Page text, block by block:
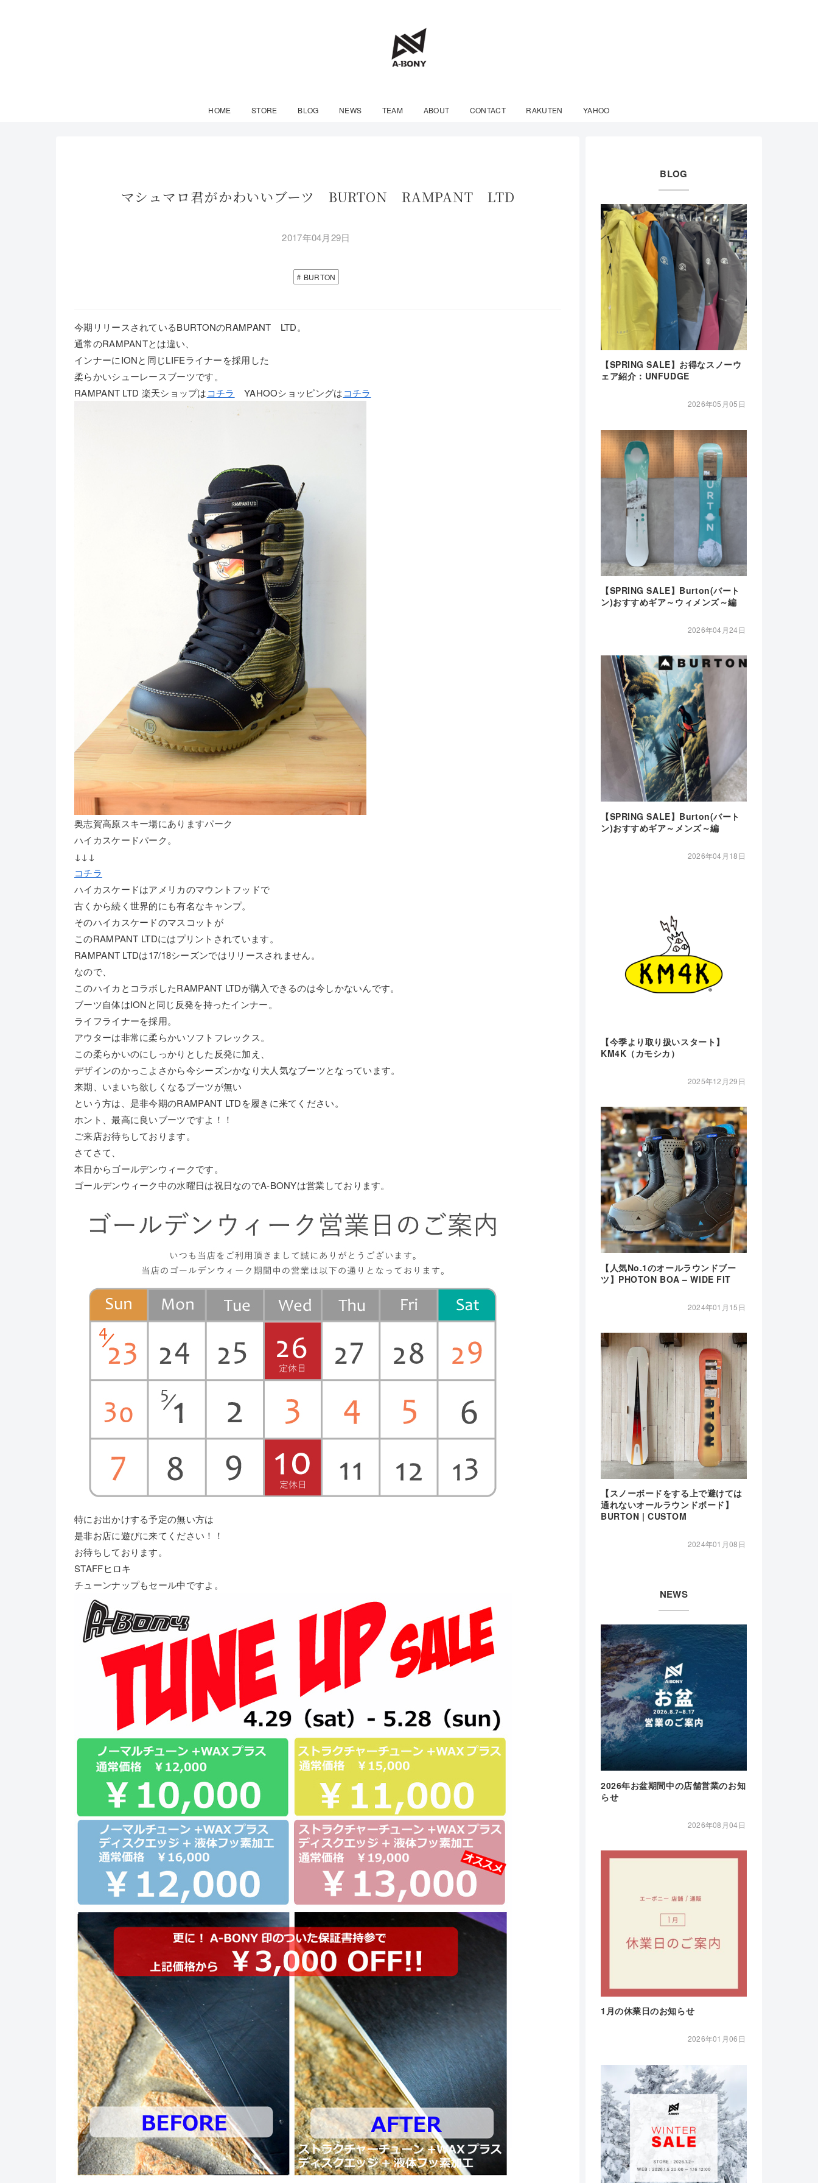
HOME STORE BLOG NEWS TEAM ABOUT CONTACT RAKUTEN YAHOO
マシュマロ君がかわいいブーツ BURTON RAMPANT LTD
2017年04月29日
BURTON
今期リリースされているBURTONのRAMPANT LTD。
通常のRAMPANTとは違い、
インナーにIONと同じLIFEライナーを採用した
柔らかいシューレースブーツです。
RAMPANT LTD 楽天ショップはコチラ YAHOOショッピングはコチラ
奥志賀高原スキー場にありますパーク
ハイカスケードパーク。
↓↓↓
コチラ
ハイカスケードはアメリカのマウントフッドで
古くから続く世界的にも有名なキャンプ。
そのハイカスケードのマスコットが
このRAMPANT LTDにはプリントされています。
RAMPANT LTDは17/18シーズンではリリースされません。
なので、
このハイカとコラボしたRAMPANT LTDが購入できるのは今しかないんです。
ブーツ自体はIONと同じ反発を持ったインナー。
ライフライナーを採用。
アウターは非常に柔らかいソフトフレックス。
この柔らかいのにしっかりとした反発に加え、
デザインのかっこよさから今シーズンかなり大人気なブーツとなっています。
来期、いまいち欲しくなるブーツが無い
という方は、是非今期のRAMPANT LTDを履きに来てください。
ホント、最高に良いブーツですよ！！
ご来店お待ちしております。
さてさて、
本日からゴールデンウィークです。
ゴールデンウィーク中の水曜日は祝日なのでA-BONYは営業しております。
特にお出かけする予定の無い方は
是非お店に遊びに来てください！！
お待ちしております。
STAFFヒロキ
チューンナップもセール中ですよ。
BLOG
【SPRING SALE】お得なスノーウ
ェア紹介：UNFUDGE
2026年05月05日
【SPRING SALE】Burton(バート
ン)おすすめギア～ウィメンズ～編
2026年04月24日
【SPRING SALE】Burton(バート
ン)おすすめギア～メンズ～編
2026年04月18日
【今季より取り扱いスタート】
KM4K（カモシカ）
2025年12月29日
【人気No.1のオールラウンドブー
ツ】PHOTON BOA – WIDE FIT
2024年01月15日
【スノーボードをする上で避けては
通れないオールラウンドボード】
BURTON | CUSTOM
2024年01月08日
NEWS
2026年お盆期間中の店舗営業のお知
らせ
2026年08月04日
1月の休業日のお知らせ
2026年01月06日